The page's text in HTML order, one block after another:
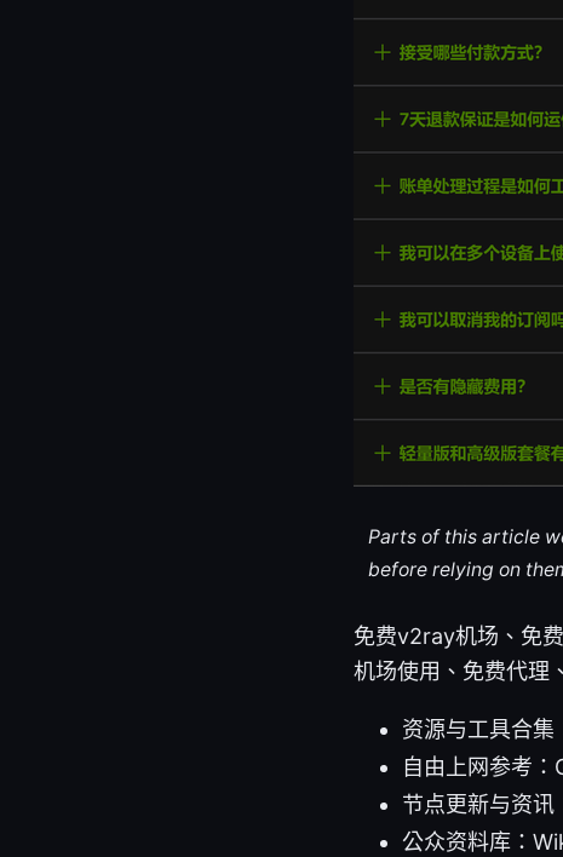
Parts of this article
before relying on
免费v2ray机场、免
机场使用、免费代理
资源与工具合
自由上网参考
节点更新与资
公众资料库：